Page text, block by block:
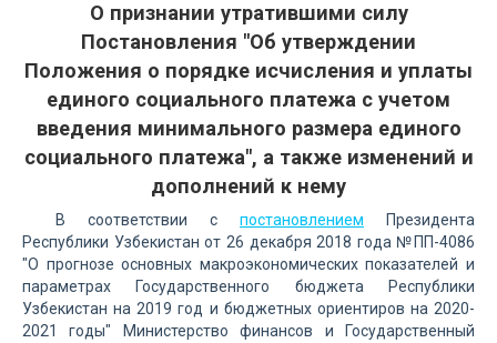
О признании утратившими силу
Постановления "Об утверждении
Положения о порядке исчисления и уплаты
единого социального платежа с учетом
введения минимального размера единого
социального платежа", а также изменений и
дополнений к нему
В соответствии с постановлением Президента
Республики Узбекистан от 26 декабря 2018 года №ПП-4086
"О прогнозе основных макроэкономических показателей и
параметрах Государственного бюджета Республики
Узбекистан на 2019 год и бюджетных ориентиров на 2020-
2021 годы" Министерство финансов и Государственный